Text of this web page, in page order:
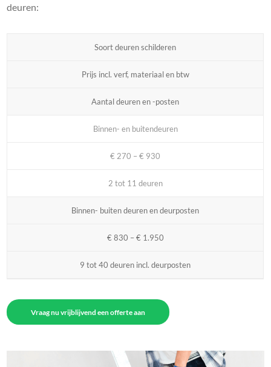
deuren:
Soort deuren schilderen
Prijs incl. verf, materiaal en btw
Aantal deuren en -posten
Binnen- en buitendeuren
€ 270 – € 930
2 tot 11 deuren
Binnen- buiten deuren en deurposten
€ 830 – € 1.950
9 tot 40 deuren incl. deurposten
Vraag nu vrijblijvend een offerte aan